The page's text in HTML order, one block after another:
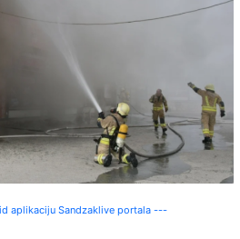
aplikaciju Sandzaklive portala ---